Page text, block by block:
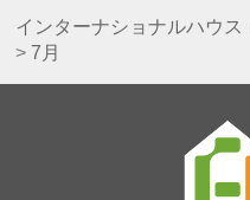
インターナショナルハウ
> 7月